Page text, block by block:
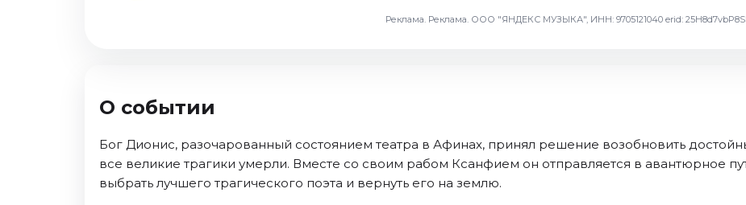
Реклама. Реклама. ООО "ЯНДЕКС МУЗЫКА", ИНН: 9705121040 erid:
О событии
Бог Дионис, разочарованный состоянием театра в Афинах, принял решение возобновить
все великие трагики умерли. Вместе со своим рабом Ксанфием он отправляется в авантюрное
выбрать лучшего трагического поэта и вернуть его на землю.